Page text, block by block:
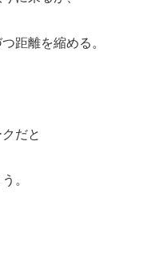
距離を縮める。
だと
。